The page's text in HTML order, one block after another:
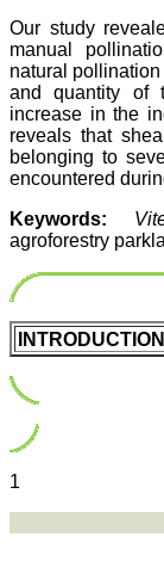
Our study
manual
natural
and quantity of
increase in the
reveals that
belonging to
encountered
Keywords:
agroforestry
INTRODUCTION
1